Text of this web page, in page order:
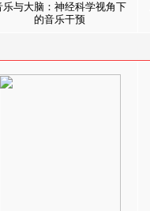
乐与大脑：神经科学视角下
的音乐干预